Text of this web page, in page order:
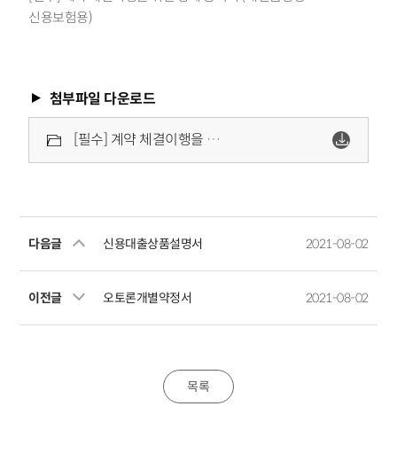
신용보험용)
첨부파일 다운로드
[필수] 계약 체결이행을 위한 상세 동의서 (개인금융성 신용보험용).pdf
다음글 신용대출상품설명서 2021-08-02
이전글 오토론개별약정서 2021-08-02
목록